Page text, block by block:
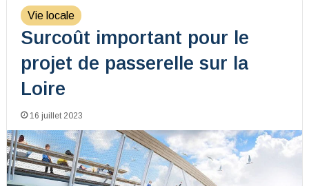
Vie locale
Surcoût important pour le
projet de passerelle sur la
Loire
16 juillet 2023